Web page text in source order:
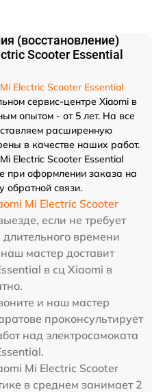
(восстановление)
Scooter Essential
Electric Scooter Essential
сервис-центре Xiaomi в
опытом - от 5 лет. На все
расширенную
в качестве наших работ.
Electric Scooter Essential
при оформлении заказа на
обратной связи.
Mi Electric Scooter
если не требует
времени
мастер доставит
в сц Xiaomi в
и наш мастер
проконсультирует
над электросамоката
Mi Electric Scooter
в среднем занимает 2